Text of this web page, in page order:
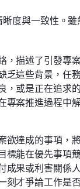
度與一致性。雖
，描述了引發專
乏這些背景，任
，或是正在追求
專案推進過程中
欲達成的事項，
標能在優先事項
成果或利害關係
刻才爭論工作是